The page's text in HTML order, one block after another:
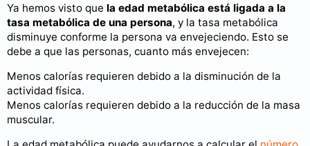
Ya hemos visto que la edad metabólica está ligada a la
tasa metabólica de una persona, y la tasa metabólica
disminuye conforme la persona va envejeciendo. Esto se
debe a que las personas, cuanto más envejecen:
Menos calorías requieren debido a la disminución de la
actividad física.
Menos calorías requieren debido a la reducción de la masa
muscular.